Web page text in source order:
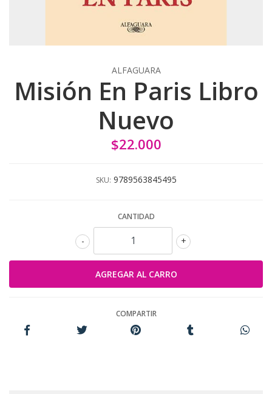
ALFAGUARA
Misión En Paris Libro
Nuevo
$22.000
SKU: 9789563845495
CANTIDAD
+
-
COMPARTIR